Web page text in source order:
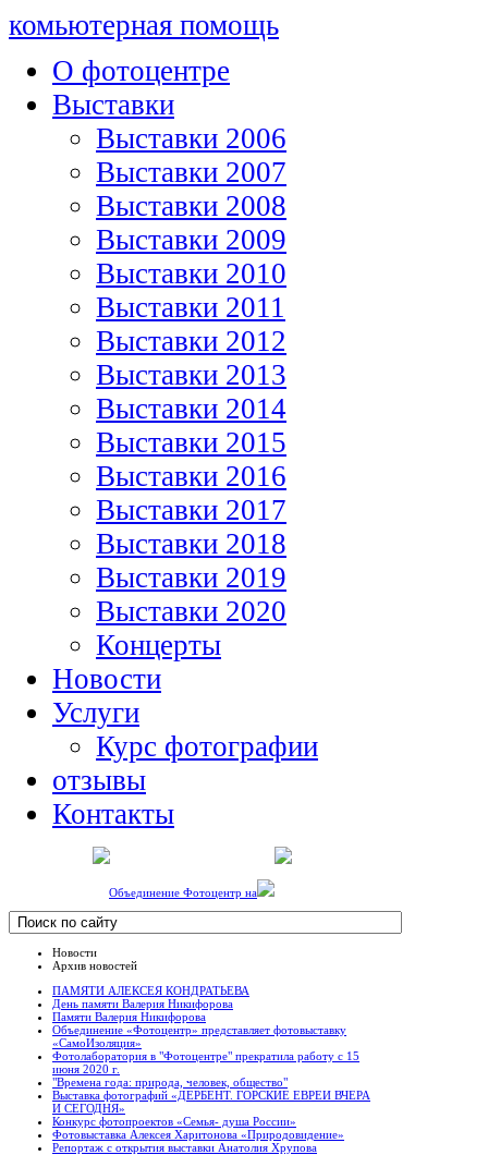
комьютерная помощь
О фотоцентре
Выставки
Выставки 2006
Выставки 2007
Выставки 2008
Выставки 2009
Выставки 2010
Выставки 2011
Выставки 2012
Выставки 2013
Выставки 2014
Выставки 2015
Выставки 2016
Выставки 2017
Выставки 2018
Выставки 2019
Выставки 2020
Концерты
Новости
Услуги
Курс фотографии
отзывы
Контакты
Объединение Фотоцентр на
Новости
Архив новостей
ПАМЯТИ АЛЕКСЕЯ КОНДРАТЬЕВА
День памяти Валерия Никифорова
Памяти Валерия Никифорова
Объединение «Фотоцентр» представляет фотовыставку
«СамоИзоляция»
Фотолаборатория в "Фотоцентре" прекратила работу с 15
июня 2020 г.
"Времена года: природа, человек, общество"
Выставка фотографий «ДЕРБЕНТ. ГОРСКИЕ ЕВРЕИ ВЧЕРА
И СЕГОДНЯ»
Конкурс фотопроектов «Семья- душа России»
Фотовыставка Алексея Харитонова «Природовидение»
Репортаж с открытия выставки Анатолия Хрупова